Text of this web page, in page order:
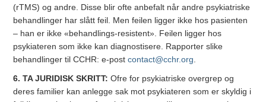
(rTMS) og andre. Disse blir ofte anbefalt når andre psykiatriske
behandlinger har slått feil. Men feilen ligger ikke hos pasienten
– han er ikke «behandlings-resistent». Feilen ligger hos
psykiateren som ikke kan diagnostisere. Rapporter slike
behandlinger til CCHR: e-post contact@cchr.org.
6. TA JURIDISK SKRITT:Ofre for psykiatriske overgrep og
deres familier kan anlegge sak mot psykiateren som er skyldig i